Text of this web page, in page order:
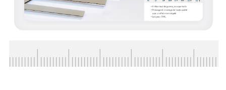
CONNECTEURS ET ASSEMBLAGE DE VERRES
LES CHARNIÈRES DE PORTE EN VERRE